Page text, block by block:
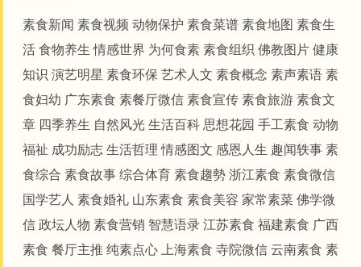
素食新闻 素食视频 动物保护 素食菜谱 素食地图 素食生
活 食物养生 情感世界 为何食素 素食组织 佛教图片 健康
知识 演艺明星 素食环保 艺术人文 素食概念 素声素语 素
食妇幼 广东素食 素餐厅微信 素食宣传 素食旅游 素食文
章 四季养生 自然风光 生活百科 思想花园 手工素食 动物
福祉 成功励志 生活哲理 情感图文 感恩人生 趣闻轶事 素
食综合 素食故事 综合体育 素食趨勢 浙江素食 素食微信
国学艺人 素食婚礼 山东素食 素食美容 家常素菜 佛学微
信 政坛人物 素食营销 智慧语录 江苏素食 福建素食 广西
素食 餐厅主推 纯素点心 上海素食 寺院微信 云南素食 素